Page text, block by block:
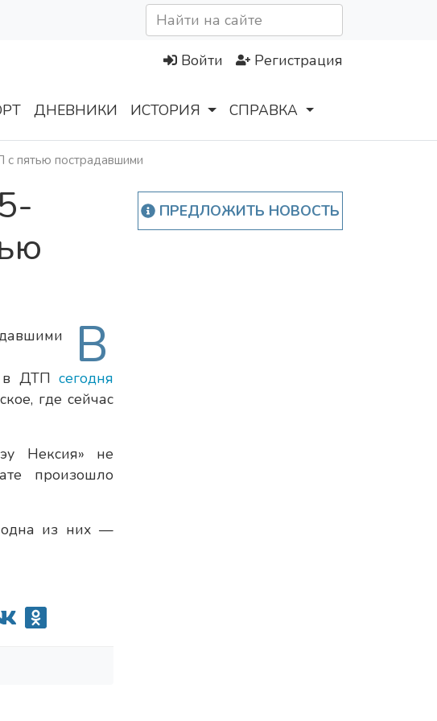
Войти Регистрация
ДНЕВНИКИ ИСТОРИЯ СПРАВКА
с пятью пострадавшими
В
в ДТП сегодня
где сейчас
Нексия» не
произошло
одна из них —
ПРЕДЛОЖИТЬ НОВОСТЬ